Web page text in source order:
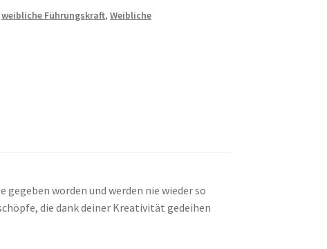
weibliche Führungskraft,Weibliche
gegeben worden und werden nie wieder so
die dank deiner Kreativität gedeihen